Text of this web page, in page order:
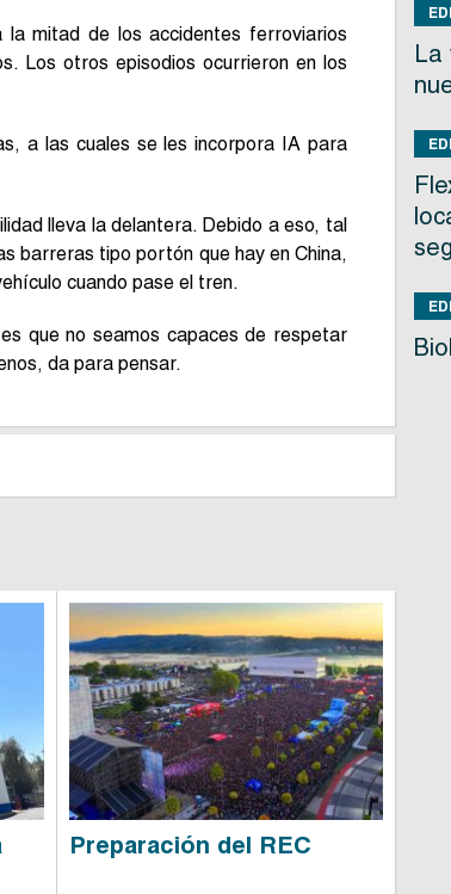
la mitad de los accidentes ferroviarios
Los otros episodios ocurrieron en los
a las cuales se les incorpora IA para
lleva la delantera. Debido a eso, tal
barreras tipo portón que hay en China,
cuando pase el tren.
que no seamos capaces de respetar
da para pensar.
Preparación del REC
La